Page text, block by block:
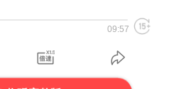
09:57